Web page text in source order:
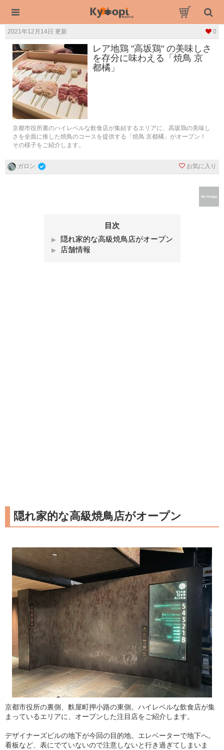
2021年12月14日 更新 0
レア地鶏 "高坂鶏" の美味しさ
を存分に味わえる「焼鳥 京
都橘」
京都市役所裏のハイレベルな飲食店が集結するエリアに、高坂鶏の美味し
さを全面に推した焼鳥のコースを提供する「焼鳥 京都橘」がオープン！
その様子をご紹介します。
ガロン お気に入り
目次
隠れ家的な高級焼鳥店がオープン
店舗情報
隠れ家的な高級焼鳥店がオープン
京都市役所の裏側、麩屋町押小路の東側。ハイレベルな飲食店が集
まっているエリアに、オープンした注目店をご紹介します。
デザイナーズビルの地下が今回の目的地。エレベーターで地下へ。
看板など、表にでていないので注意しないと行き過ぎてしまいま